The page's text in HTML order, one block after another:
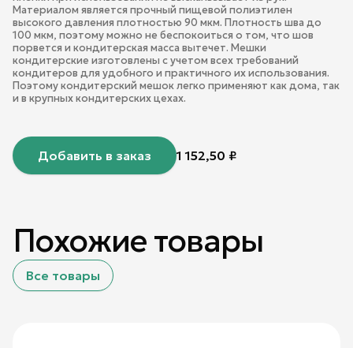
Материалом является прочный пищевой полиэтилен
высокого давления плотностью 90 мкм. Плотность шва до
100 мкм, поэтому можно не беспокоиться о том, что шов
порвется и кондитерская масса вытечет. Мешки
кондитерские изготовлены с учетом всех требований
кондитеров для удобного и практичного их использования.
Поэтому кондитерский мешок легко применяют как дома, так
и в крупных кондитерских цехах.
Добавить в заказ 1 152,50 ₽
Похожие товары
Все товары